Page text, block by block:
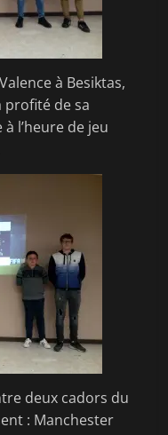
à Besiktas,
profité de sa
l’heure de jeu
deux cadors du
: Manchester